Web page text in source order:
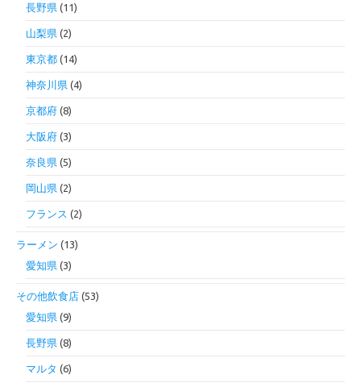
長野県 (11)
山梨県 (2)
東京都 (14)
神奈川県 (4)
京都府 (8)
大阪府 (3)
奈良県 (5)
岡山県 (2)
フランス (2)
ラーメン (13)
愛知県 (3)
その他飲食店 (53)
愛知県 (9)
長野県 (8)
マルタ (6)